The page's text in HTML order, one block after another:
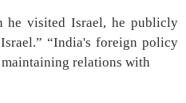
he visited Israel, he publicly
“India's foreign policy
relations with